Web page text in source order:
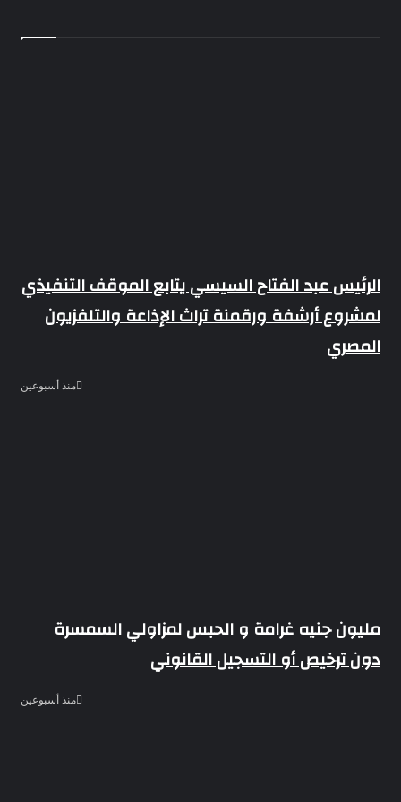
الرئيس عبد الفتاح السيسي يتابع الموقف التنفيذي
لمشروع أرشفة ورقمنة تراث الإذاعة والتلفزيون
المصري
منذ أسبوعين
مليون جنيه غرامة و الحبس لمزاولي السمسرة
دون ترخيص أو التسجيل القانوني
منذ أسبوعين